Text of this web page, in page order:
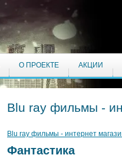
О ПРОЕКТЕ АКЦИИ
Blu ray фильмы -
Blu ray фильмы - интернет
Фантастика